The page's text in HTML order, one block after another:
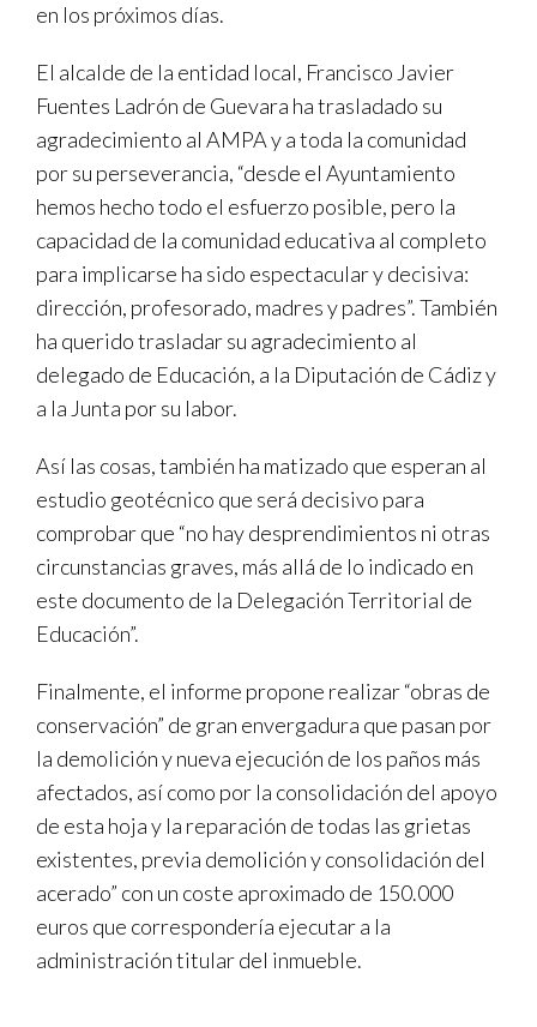
en los próximos días.
El alcalde de la entidad local, Francisco Javier
Fuentes Ladrón de Guevara ha trasladado su
agradecimiento al AMPA y a toda la comunidad
por su perseverancia, “desde el Ayuntamiento
hemos hecho todo el esfuerzo posible, pero la
capacidad de la comunidad educativa al completo
para implicarse ha sido espectacular y decisiva:
dirección, profesorado, madres y padres”. También
ha querido trasladar su agradecimiento al
delegado de Educación, a la Diputación de Cádiz y
a la Junta por su labor.
Así las cosas, también ha matizado que esperan al
estudio geotécnico que será decisivo para
comprobar que “no hay desprendimientos ni otras
circunstancias graves, más allá de lo indicado en
este documento de la Delegación Territorial de
Educación”.
Finalmente, el informe propone realizar “obras de
conservación” de gran envergadura que pasan por
la demolición y nueva ejecución de los paños más
afectados, así como por la consolidación del apoyo
de esta hoja y la reparación de todas las grietas
existentes, previa demolición y consolidación del
acerado” con un coste aproximado de 150.000
euros que correspondería ejecutar a la
administración titular del inmueble.